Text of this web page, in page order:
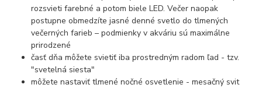
rozsvieti farebné a potom biele LED. Večer naopak
postupne obmedzíte jasné denné svetlo do tlmených
večerných farieb – podmienky v akváriu sú maximálne
prirodzené
časť dňa môžete svietiť iba prostredným radom ľad - tzv.
"svetelná siesta"
môžete nastaviť tlmené nočné osvetlenie - mesačný svit